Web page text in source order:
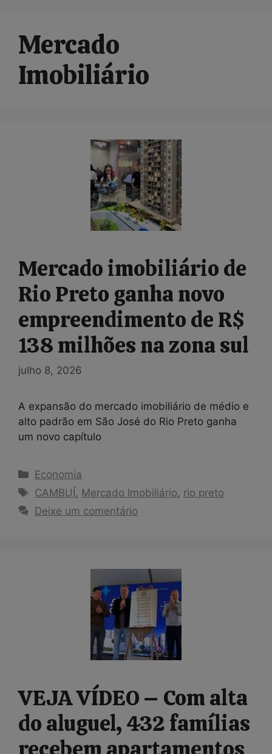
Mercado
Imobiliário
Mercado imobiliário de
Rio Preto ganha novo
empreendimento de R$
138 milhões na zona sul
julho 8, 2026
A expansão do mercado imobiliário de médio e
alto padrão em São José do Rio Preto ganha
um novo capítulo
Categorias
Economia
Tags
CAMBUÍ, Mercado Imobiliário, rio preto
Deixe um comentário
VEJA VÍDEO – Com alta
do aluguel, 432 famílias